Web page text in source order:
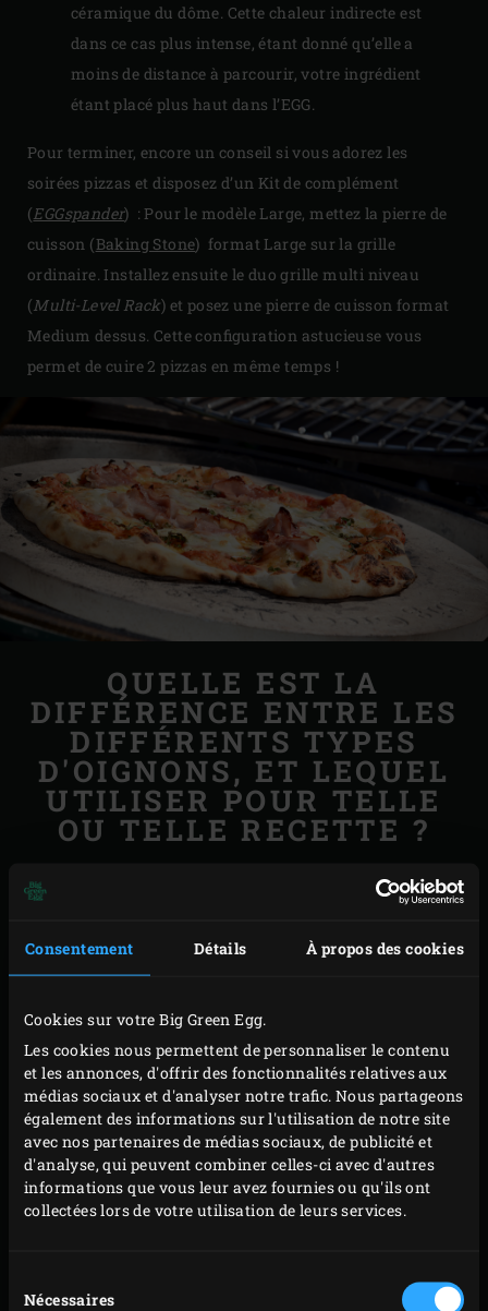
Consentement Détails À propos des cookies
Cookies sur votre Big Green Egg.
Les cookies nous permettent de personnaliser le contenu
et les annonces, d'offrir des fonctionnalités relatives aux
médias sociaux et d'analyser notre trafic. Nous partageons
également des informations sur l'utilisation de notre site
avec nos partenaires de médias sociaux, de publicité et
d'analyse, qui peuvent combiner celles-ci avec d'autres
informations que vous leur avez fournies ou qu'ils ont
collectées lors de votre utilisation de leurs services.
duNécessaires
céramique du dôme. Cette chaleur indirecte est
dans ce cas plus intense, étant donné qu’elle a
moins de distance à parcourir, votre ingrédient
étant placé plus haut dans l’EGG.
Pour terminer, encore un conseil si vous adorez les
soirées pizzas et disposez d’un Kit de complément
(EGGspander) : Pour le modèle Large, mettez la pierre de
cuisson (Baking Stone) format Large sur la grille
ordinaire. Installez ensuite le duo grille multi niveau
(Multi-Level Rack) et posez une pierre de cuisson format
Medium dessus. Cette configuration astucieuse vous
permet de cuire 2 pizzas en même temps !
QUELLE EST LA
DIFFÉRENCE ENTRE LES
DIFFÉRENTS TYPES
D'OIGNONS, ET LEQUEL
UTILISER POUR TELLE
OU TELLE RECETTE ?
Oignon jaune : a un goût assez prononcé et est idéal
hamburger !) ou braisé, ainsi que grillé en tranches.
Oignon rouge : idéal pour mettre de la couleur, a une
particulièrement dans des préparations à l’aigre-
doux. Tenez compte du fait que la préparation à
l’aigre-doux doit avoir refroidi avant d’y ajouter
l’oignon. Un liquide acide chaud risque en effet
d’oxyder l’oignon et de le faire brunir.
Échalote : goût subtil et bien digeste. Couper des
que les autres oignons, mieux vaut utiliser un